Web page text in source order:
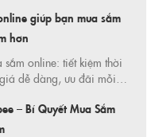
giúp bạn mua sắm
hơn
online: tiết kiệm thời
dễ dàng, ưu đãi mỗi
dùng hiện đại!
– Bí Quyết Mua Sắm